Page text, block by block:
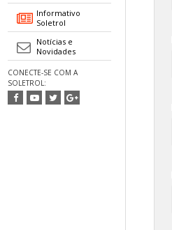
Informativo
Soletrol
Notícias e
Novidades
CONECTE-SE COM A
SOLETROL: